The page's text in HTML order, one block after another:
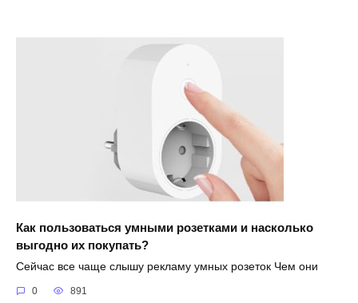
Как пользоваться умными розетками и насколько
выгодно их покупать?
Сейчас все чаще слышу рекламу умных розеток Чем они
0 891